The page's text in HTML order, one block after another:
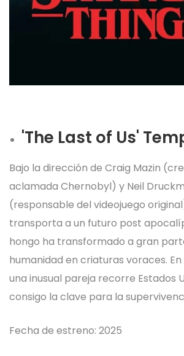
'The Last of Us'
Bajo la dirección de Craig Mazin
aclamada Chernobyl) y Neil
(responsable del videojuego
transporta a un futuro post
hongo ha transformado a gran
humanidad en criaturas voraces.
una inusual pareja recorre Estados
consigo la clave para la
Fecha de estreno: 2025